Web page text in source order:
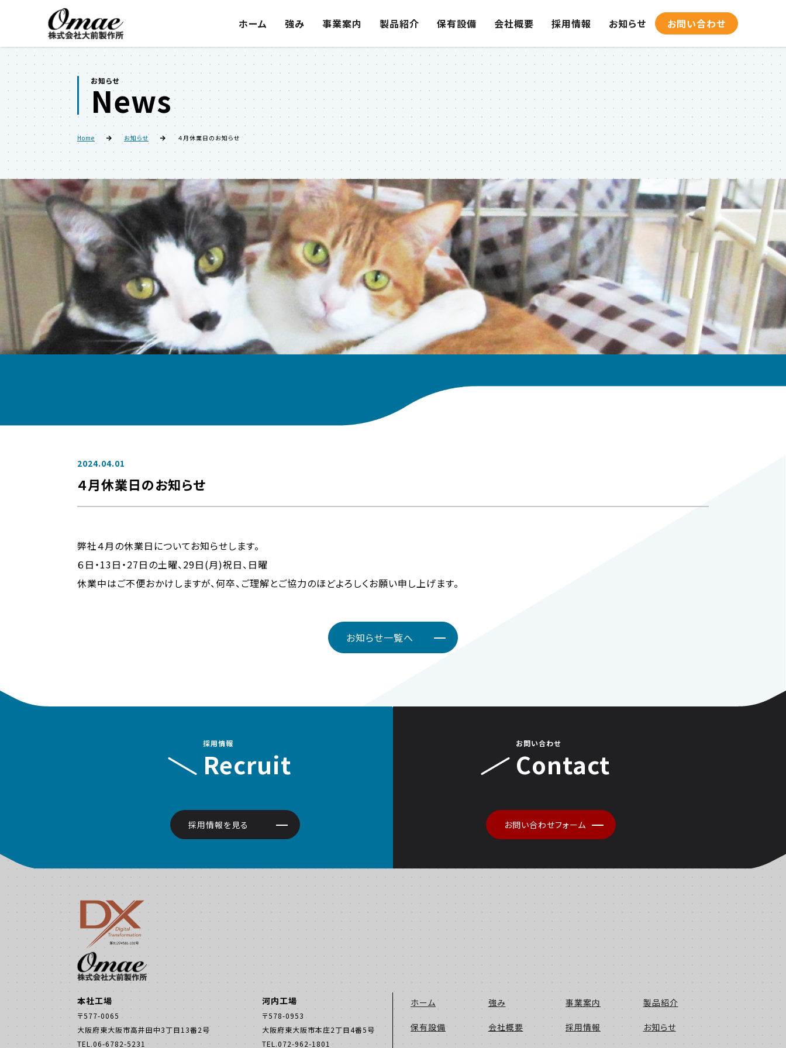
ホーム 強み 事業案内 製品紹介 保有設備 会社概要 採用情報 お知らせ お問い合わせ
お知らせ
News
Home お知らせ ４月休業日のお知らせ
2024.04.01
４月休業日のお知らせ
弊社４月の休業日についてお知らせします。
６日・13日・27日の土曜、29日(月)祝日、日曜
休業中はご不便おかけしますが、何卒、ご理解とご協力のほどよろしくお願い申し上げます。
お知らせ一覧へ
採用情報
Recruit
採用情報を見る
お問い合わせ
Contact
お問い合わせフォーム
本社工場
〒577-0065
大阪府東大阪市高井田中3丁目13番2号
TEL.06-6782-5231
河内工場
〒578-0953
大阪府東大阪市本庄2丁目4番5号
TEL.072-962-1801
ホーム 強み 事業案内 製品紹介
保有設備 会社概要 採用情報 お知らせ